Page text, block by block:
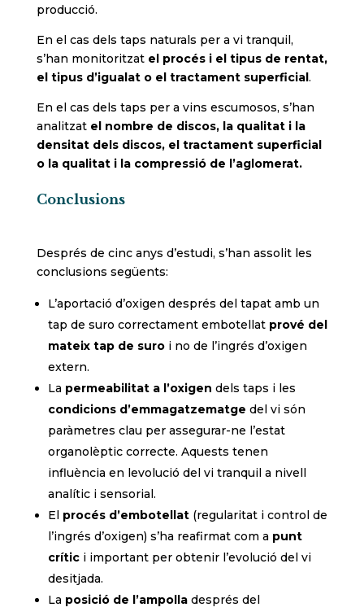
producció.
En el cas dels taps naturals per a vi tranquil,
s’han monitoritzat el procés i el tipus de rentat,
el tipus d’igualat o el tractament superficial .
En el cas dels taps per a vins escumosos, s’han
analitzat el nombre de discos, la qualitat i la
densitat dels discos, el tractament superficial
o la qualitat i la compressió de l’aglomerat.
Conclusions
Després de cinc anys d’estudi, s’han assolit les
conclusions següents:
L’aportació d’oxigen després del tapat amb un
tap de suro correctament embotellat prové del
mateix tap de suroi no de l’ingrés d’oxigen
extern.
La permeabilitat a l’oxigen dels taps i les
condicions d’emmagatzematge del vi són
paràmetres clau per assegurar-ne l’estat
organolèptic correcte. Aquests tenen
influència en levolució del vi tranquil a nivell
analític i sensorial.
El procés d’embotellat(regularitat i control de
l’ingrés d’oxigen) s’ha reafirmat com a punt
crítici important per obtenir l’evolució del vi
desitjada.
La posició de l’ampolladesprés del